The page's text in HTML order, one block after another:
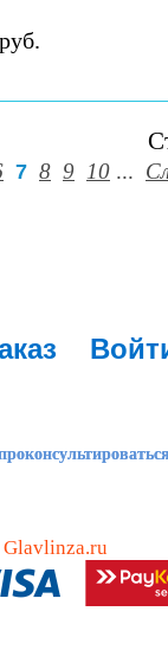
7 8 9 10 ...
Glavlinza.ru